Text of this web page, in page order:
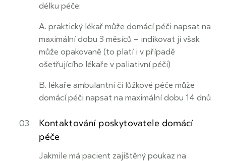
délku péče:
A. praktický lékař může domácí péči napsat na
maximální dobu 3 měsíců – indikovat ji však
může opakovaně (to platí i v případě
ošetřujícího lékaře v paliativní péči)
B. lékaře ambulantní či lůžkové péče může
domácí péči napsat na maximální dobu 14 dnů
Kontaktování poskytovatele domácí
péče
Jakmile má pacient zajištěný poukaz na